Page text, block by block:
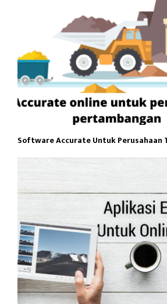
Software Accurate Untuk Perusahaan